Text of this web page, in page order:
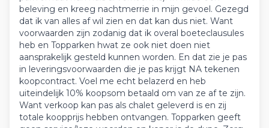
beleving en kreeg nachtmerrie in mijn gevoel. Gezegd
dat ik van alles af wil zien en dat kan dus niet. Want
voorwaarden zijn zodanig dat ik overal boeteclausules
heb en Topparken hwat ze ook niet doen niet
aansprakelijk gesteld kunnen worden. En dat zie je pas
in leveringsvoorwaarden die je pas krijgt NA tekenen
koopcontract. Voel me echt belazerd en heb
uiteindelijk 10% koopsom betaald om van ze af te zijn.
Want verkoop kan pas als chalet geleverd is en zij
totale koopprijs hebben ontvangen. Topparken geeft